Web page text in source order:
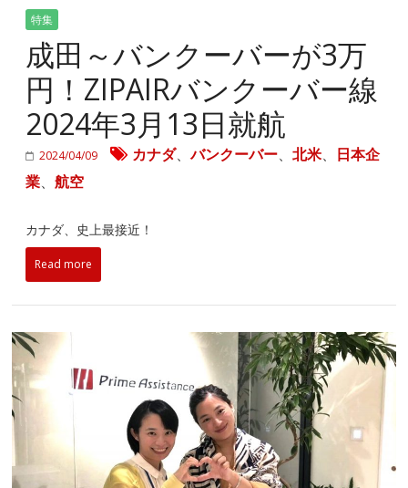
特集
成田～バンクーバーが3万
円！ZIPAIRバンクーバー線
2024年3月13日就航
2024/04/09 カナダ、バンクーバー、北米、 日本企
業、航空
カナダ、史上最接近！
Read more